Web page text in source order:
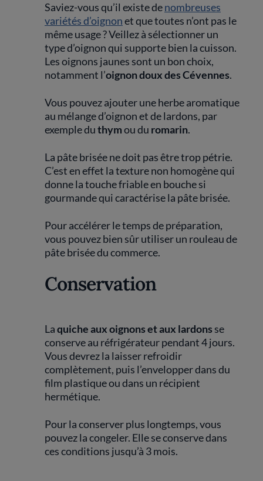
Saviez-vous qu’il existe denombreuses
variétés d’oignonet que toutes n’ont pas le
même usage ? Veillez à sélectionner un
type d’oignon qui supporte bien la cuisson.
Les oignons jaunes sont un bon choix,
notamment l’oignon doux des Cévennes.
Vous pouvez ajouter une herbe aromatique
au mélange d’oignon et de lardons, par
exemple duthymou du romarin.
La pâte brisée ne doit pas être trop pétrie.
C’est en effet la texture non homogène qui
donne la touche friable en bouche si
gourmande qui caractérise la pâte brisée.
Pour accélérer le temps de préparation,
vous pouvez bien sûr utiliser un rouleau de
pâte brisée du commerce.
Conservation
Laquiche aux oignons et aux lardonsse
conserve au réfrigérateur pendant 4 jours.
Vous devrez la laisser refroidir
complètement, puis l’envelopper dans du
film plastique ou dans un récipient
hermétique.
Pour la conserver plus longtemps, vous
pouvez la congeler. Elle se conserve dans
ces conditions jusqu’à 3 mois.